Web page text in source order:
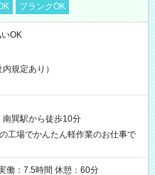
ブランクOK
OK
規定あり）
南巽駅から徒歩10分
工場でかんたん軽作業のお仕事で
働：7.5時間 休憩：60分